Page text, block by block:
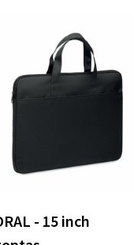
- 15 inch